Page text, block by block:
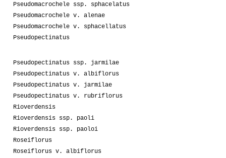
Pseudomacrochele ssp. sphacelatus
Pseudomacrochele v. alenae
Pseudomacrochele v. sphacellatus
Pseudopectinatus
Pseudopectinatus ssp. jarmilae
Pseudopectinatus v. albiflorus
Pseudopectinatus v. jarmilae
Pseudopectinatus v. rubriflorus
Rioverdensis
Rioverdensis ssp. paoli
Rioverdensis ssp. paoloi
Roseiflorus
Roseiflorus v. albiflorus